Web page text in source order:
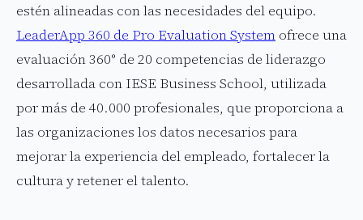
estén alineadas con las necesidades del equipo.
LeaderApp 360 de Pro Evaluation System ofrece una
evaluación 360° de 20 competencias de liderazgo
desarrollada con IESE Business School, utilizada
por más de 40.000 profesionales, que proporciona a
las organizaciones los datos necesarios para
mejorar la experiencia del empleado, fortalecer la
cultura y retener el talento.